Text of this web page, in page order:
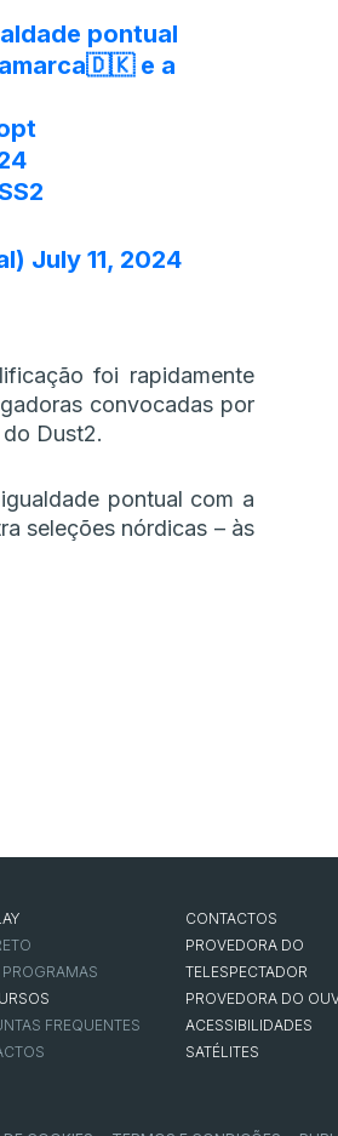
pontual
e a
July 11, 2024
foi rapidamente
convocadas por
Dust2.
pontual com a
seleções nórdicas – às
PROGRAMAS
FREQUENTES
CONTACTOS
PROVEDORA DO
TELESPECTADOR
PROVEDORA DO
ACESSIBILIDADES
SATÉLITES